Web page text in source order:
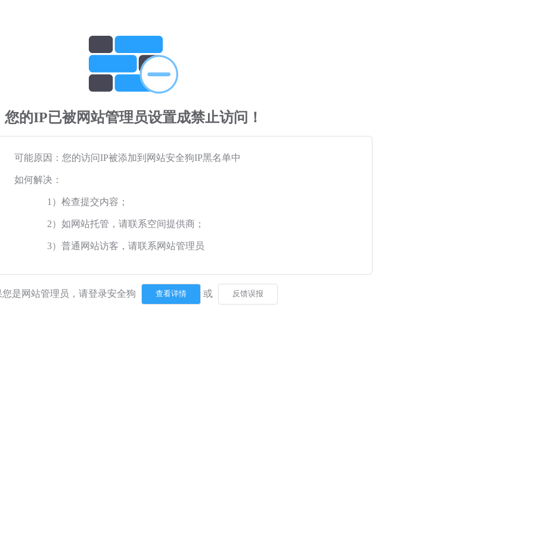
您的IP已被网站管理员设置成禁止访问！
可能原因：您的访问IP被添加到网站安全狗IP黑名单中
如何解决：
1）检查提交内容；
2）如网站托管，请联系空间提供商；
3）普通网站访客，请联系网站管理员
您是网站管理员，请登录安全狗 或